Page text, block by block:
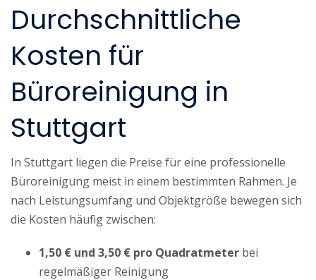
Durchschnittliche
Kosten für
Büroreinigung in
Stuttgart
In Stuttgart liegen die Preise für eine professionelle
Büroreinigung meist in einem bestimmten Rahmen. Je
nach Leistungsumfang und Objektgröße bewegen sich
die Kosten häufig zwischen:
1,50 € und 3,50 € pro Quadratmeter bei
regelmäßiger Reinigung